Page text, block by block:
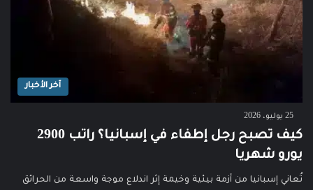
آخر الأخبار
25 يوليو، 2026
كيف تصبح رجل إطفاء في إسبانيا؟ راتب 2900
يورو شهريا
تُعاني إسبانيا من أزمة بيئية وخيمة إثر اندلاع موجة واسعة من الحرائق